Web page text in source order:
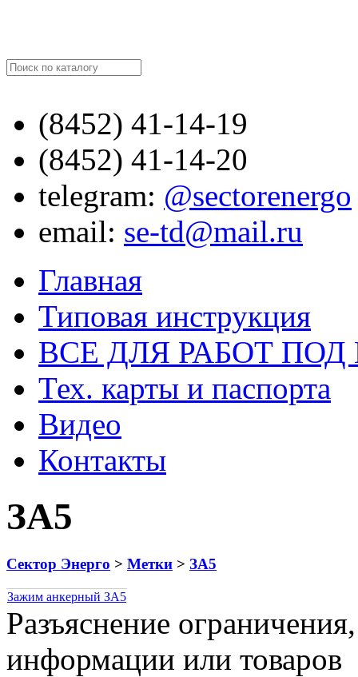
(8452) 41-14-19
(8452) 41-14-20
telegram: @sectorenergo
email: se-td@mail.ru
Главная
Типовая инструкция
ВСЕ ДЛЯ РАБОТ
Тех. карты и паспорта
Видео
Контакты
ЗА5
Сектор Энерго > Метки > ЗА5
Зажим анкерный ЗА5
Разъяснение
информации или товаров